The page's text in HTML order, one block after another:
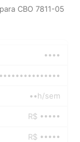
CBO 7811-05
••••
•••••••••••••••
••h/sem
R$ •••••
R$ •••••